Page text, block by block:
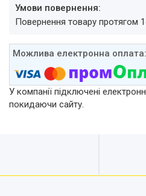
повернення товару протягом
У компанії підключені
покидаючи сайту.